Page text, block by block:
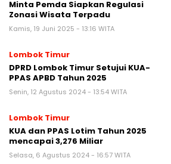
Minta Pemda Siapkan Regulasi
Zonasi Wisata Terpadu
Kamis, 19 Juni 2025 - 13:16 WITA
Lombok Timur
DPRD Lombok Timur Setujui KUA-
PPAS APBD Tahun 2025
Senin, 12 Agustus 2024 - 13:54 WITA
Lombok Timur
KUA dan PPAS Lotim Tahun 2025
mencapai 3,276 Miliar
Selasa, 6 Agustus 2024 - 16:57 WITA